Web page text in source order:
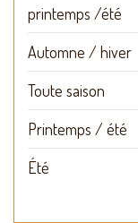
printemps /été
Automne / hiver
Toute saison
Printemps / été
Été